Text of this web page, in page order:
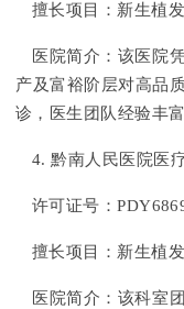
擅长项目：新生植
医院简介：该医院
产及富裕阶层对高品
诊，医生团队经验丰
4. 黔南人民医院医
许可证号：
擅长项目：新生植
医院简介：该科室